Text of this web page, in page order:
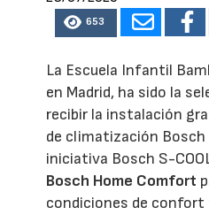
653
La Escuela Infantil
en Madrid, ha sido la
recibir la instalación
de climatización Bosch
iniciativa Bosch S-
Bosch Home Comfort
condiciones de